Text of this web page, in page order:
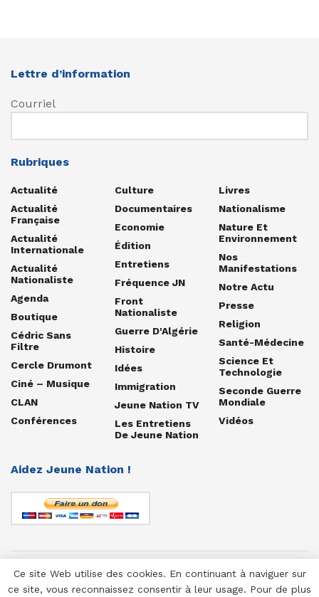
Lettre d’information
Courriel
Rubriques
Actualité
Actualité
Française
Actualité
Internationale
Actualité
Nationaliste
Agenda
Boutique
Cédric Sans
Filtre
Cercle Drumont
Ciné – Musique
CLAN
Conférences
Culture
Documentaires
Economie
Édition
Entretiens
Fréquence JN
Front
Nationaliste
Guerre D'Algérie
Histoire
Idées
Immigration
Jeune Nation TV
Les Entretiens
De Jeune Nation
Livres
Nationalisme
Nature Et
Environnement
Nos
Manifestations
Notre Actu
Presse
Religion
Santé-Médecine
Science Et
Technologie
Seconde Guerre
Mondiale
Vidéos
Aidez Jeune Nation !
© 1958-2025 Jeune Nation
Ce site Web utilise des cookies. En continuant à naviguer sur
ce site, vous reconnaissez consentir à leur usage. Pour de plus